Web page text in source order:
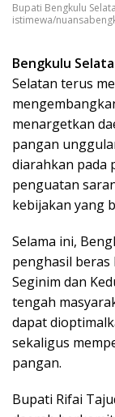
Bupati Bengkulu
istimewa/
Bengkulu
Selatan terus
menargetkan
pangan
diarahkan pada
penguatan
kebijakan yang
Selama ini,
penghasil
Seginim dan
tengah
dapat
sekaligus
pangan.
Bupati Rifai